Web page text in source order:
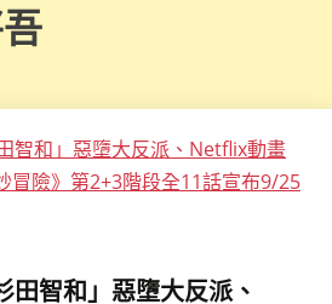
田智和」惡墮大反派、